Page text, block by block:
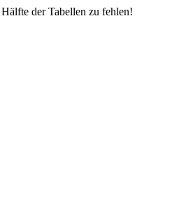
der Tabellen zu fehlen!